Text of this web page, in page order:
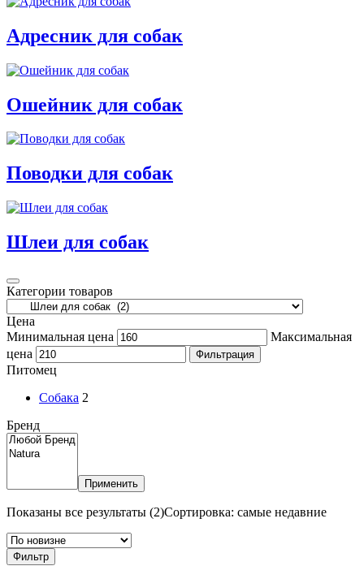
Адресник для собак
Ошейник для собак
Поводки для собак
Шлеи для собак
Категории товаров
Цена
Минимальная цена
Максимальная
цена
Фильтрация
Питомец
Собака 2
Бренд
Применить
Показаны все результаты (2)Сортировка: самые недавние
Фильтр